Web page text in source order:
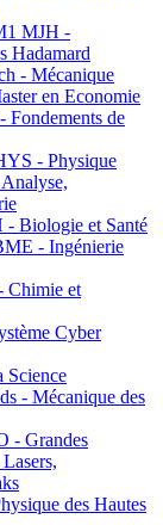
MJH -
Hadamard
- Mécanique
en Economie
de
- Physique
Biologie et Santé
- Ingénierie
et
Cyber
Science
- Mécanique des
- Grandes
des Hautes